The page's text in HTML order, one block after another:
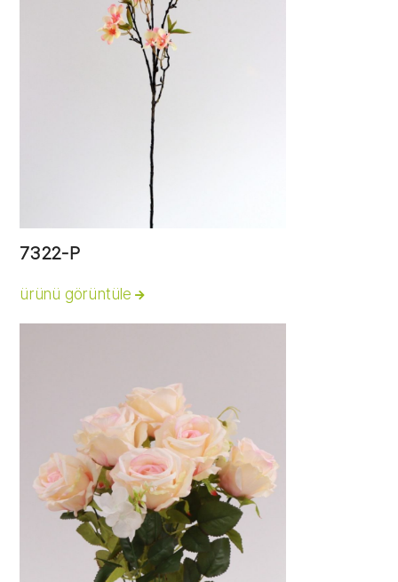
7322-P
ürünü görüntüle